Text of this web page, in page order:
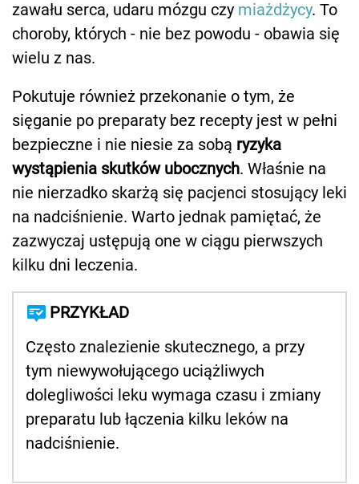
zawału serca, udaru mózgu czy miażdżycy. To
choroby, których - nie bez powodu - obawia się
wielu z nas.
Pokutuje również przekonanie o tym, że
sięganie po preparaty bez recepty jest w pełni
bezpieczne i nie niesie za sobą ryzyka
wystąpienia skutków ubocznych. Właśnie na
nie nierzadko skarżą się pacjenci stosujący leki
na nadciśnienie. Warto jednak pamiętać, że
zazwyczaj ustępują one w ciągu pierwszych
kilku dni leczenia.
PRZYKŁAD
Często znalezienie skutecznego, a przy
tym niewywołującego uciążliwych
dolegliwości leku wymaga czasu i zmiany
preparatu lub łączenia kilku leków na
nadciśnienie.